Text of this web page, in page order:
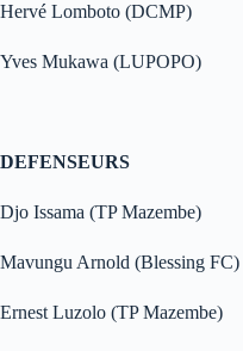
Hervé Lomboto (DCMP)
Yves Mukawa (LUPOPO)
DEFENSEURS
Djo Issama (TP Mazembe)
Mavungu Arnold (Blessing FC)
Ernest Luzolo (TP Mazembe)